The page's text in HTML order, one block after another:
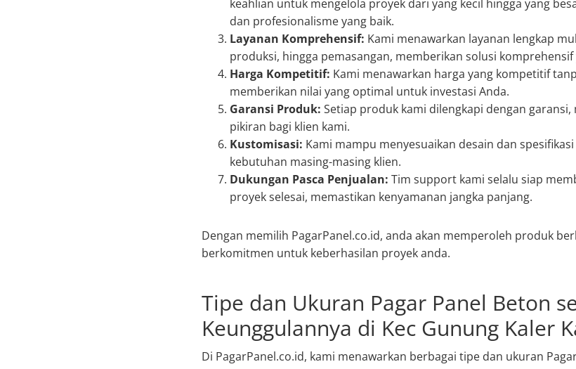
keahlian untuk mengelola proyek dari yang kecil hingga yang
dan profesionalisme yang baik.
Layanan Komprehensif: Kami menawarkan layanan lengkap
produksi, hingga pemasangan, memberikan solusi
Harga Kompetitif: Kami menawarkan harga yang kompetitif
memberikan nilai yang optimal untuk investasi Anda.
Garansi Produk: Setiap produk kami dilengkapi dengan
pikiran bagi klien kami.
Kustomisasi: Kami mampu menyesuaikan desain dan
kebutuhan masing-masing klien.
Dukungan Pasca Penjualan: Tim support kami selalu siap
proyek selesai, memastikan kenyamanan jangka panjang.
Dengan memilih PagarPanel.co.id, anda akan memperoleh produk
berkomitmen untuk keberhasilan proyek anda.
Tipe dan Ukuran Pagar Panel Beton
Keunggulannya di Kec Gunung Kaler
Di PagarPanel.co.id, kami menawarkan berbagai tipe dan ukuran